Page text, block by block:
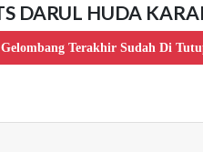
DARUL HUDA
Gelombang Terakhir Sudah Di